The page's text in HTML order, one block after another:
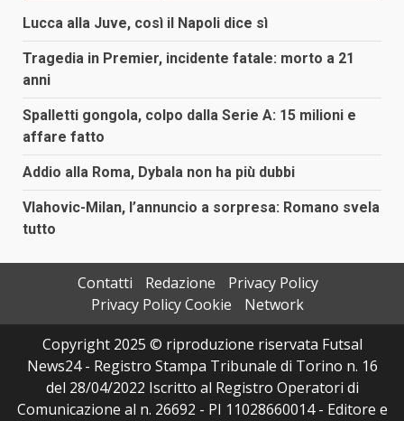
Lucca alla Juve, così il Napoli dice sì
Tragedia in Premier, incidente fatale: morto a 21
anni
Spalletti gongola, colpo dalla Serie A: 15 milioni e
affare fatto
Addio alla Roma, Dybala non ha più dubbi
Vlahovic-Milan, l’annuncio a sorpresa: Romano svela
tutto
Contatti Redazione
Privacy Policy
Privacy Policy Cookie
Network
Copyright 2025 © riproduzione riservata Futsal
News24 - Registro Stampa Tribunale di Torino n. 16
del 28/04/2022 Iscritto al Registro Operatori di
Comunicazione al n. 26692 - PI 11028660014 - Editore e